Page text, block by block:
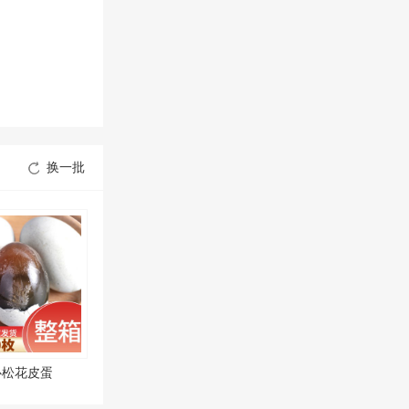
换一批
花皮蛋